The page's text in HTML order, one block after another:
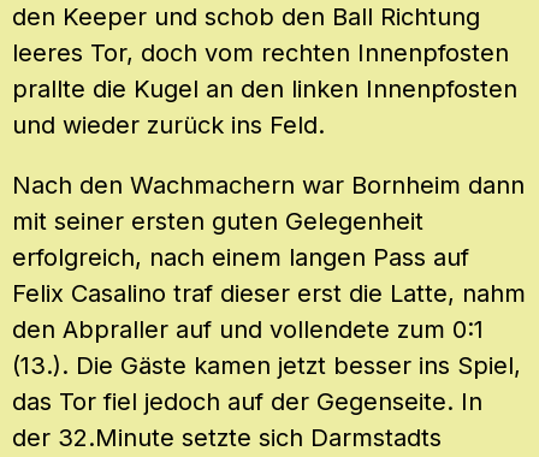
den Keeper und schob den Ball Richtung
leeres Tor, doch vom rechten Innenpfosten
prallte die Kugel an den linken Innenpfosten
und wieder zurück ins Feld.
Nach den Wachmachern war Bornheim dann
mit seiner ersten guten Gelegenheit
erfolgreich, nach einem langen Pass auf
Felix Casalino traf dieser erst die Latte, nahm
den Abpraller auf und vollendete zum 0:1
(13.). Die Gäste kamen jetzt besser ins Spiel,
das Tor fiel jedoch auf der Gegenseite. In
der 32.Minute setzte sich Darmstadts